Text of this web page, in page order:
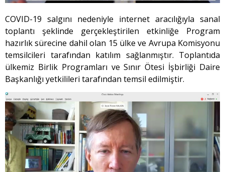
COVID-19 salgını nedeniyle internet aracılığıyla sanal
toplantı şeklinde gerçekleştirilen etkinliğe Program
hazırlık sürecine dahil olan 15 ülke ve Avrupa Komisyonu
temsilcileri tarafından katılım sağlanmıştır. Toplantıda
ülkemiz Birlik Programları ve Sınır Ötesi İşbirliği Daire
Başkanlığı yetkilileri tarafından temsil edilmiştir.